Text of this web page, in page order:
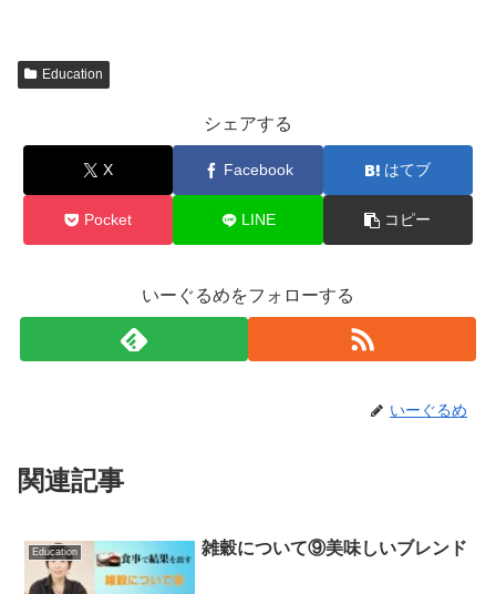
Education
シェアする
X Facebook はてブ
Pocket LINE コピー
いーぐるめをフォローする
いーぐるめ
関連記事
Education 雑穀について⑨美味しいブレンド